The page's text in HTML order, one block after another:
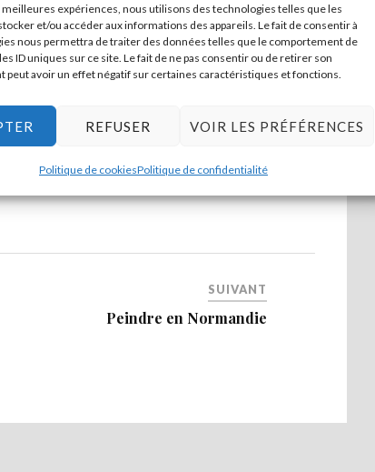
expériences, nous utilisons des technologies telles que les
et/ou accéder aux informations des appareils. Le fait de consentir à
nous permettra de traiter des données telles que le comportement de
ID uniques sur ce site. Le fait de ne pas consentir ou de retirer son
peut avoir un effet négatif sur certaines caractéristiques et fonctions.
REFUSER VOIR LES PRÉFÉRENCES
Politique de cookiesPolitique de confidentialité
de Gustave Courbet depuis la
des échanges particuliers entre une
à la fois naïf et sans limites, une
le peintre dans sa dimension charnelle.
les révisions opérées par ses
l’artiste subversif, le communard
l’ultime liberté de l’artiste.
SUIVANT
Peindre en Normandie